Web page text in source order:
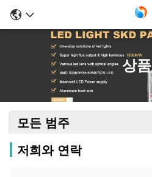
상품
모든 범주
저희와 연락